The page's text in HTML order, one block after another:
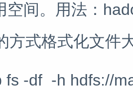
空间。用法：
方式格式化文件
fs -df -h hdfs://